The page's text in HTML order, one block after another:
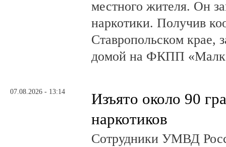
местного жителя. Он
наркотики. Получив
Ставропольском крае,
домой на ФКПП
07.08.2026 - 13:14
Изъято около 90
наркотиков
Сотрудники УМВД